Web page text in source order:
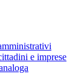
e imprese